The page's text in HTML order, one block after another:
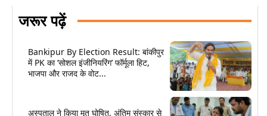
जरूर पढ़ें
Bankipur By Election Result: बांकीपुर
में PK का ‘सोशल इंजीनियरिंग’ फॉर्मूला हिट,
भाजपा और राजद के वोट...
अस्पताल ने किया मृत घोषित, अंतिम संस्कार से